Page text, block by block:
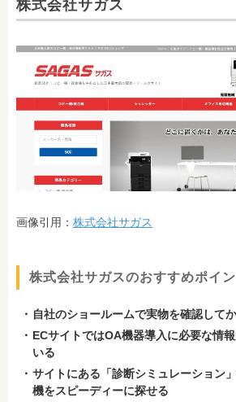
株式会社サガス
画像引用： 株式会社サガス
株式会社サガスのおすすめポイン
自社のショールームで実物を確認して
ECサイトではOA機器導入に必要な情
いる
サイトにある「診断シミュレーション
機をスピーディーに探せる